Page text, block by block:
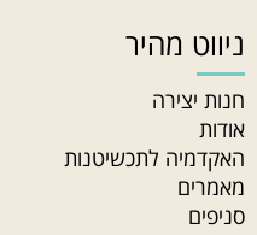
ניווט מהיר
חנות יצירה
אודות
האקדמיה לתכשיטנות
מאמרים
סניפים